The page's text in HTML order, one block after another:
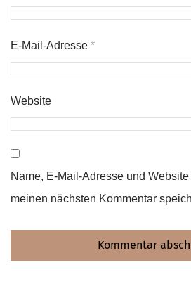
E-Mail-Adresse *
Website
Name, E-Mail-Adresse und
meinen nächsten Kommentar